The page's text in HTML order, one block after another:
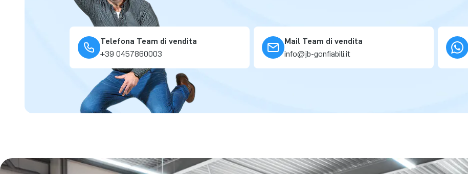
Telefona Team di vendita
+39 0457860003
Mail Team di vendita
info@jb-gonfiabili.it